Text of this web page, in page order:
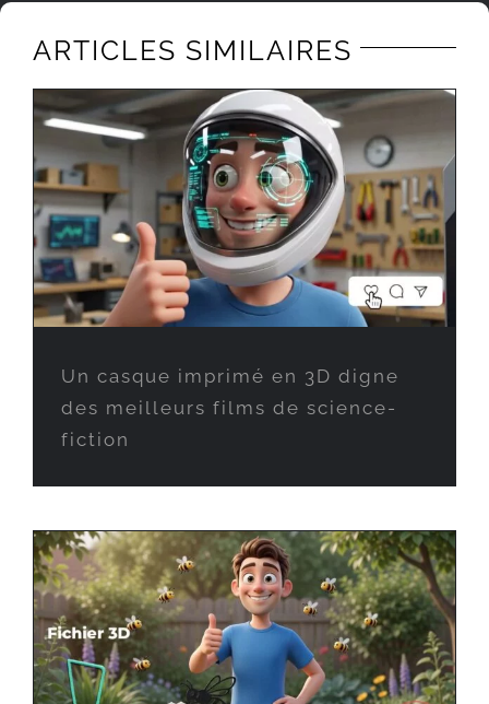
ARTICLES SIMILAIRES
Un casque imprimé en 3D digne
des meilleurs films de science-
fiction